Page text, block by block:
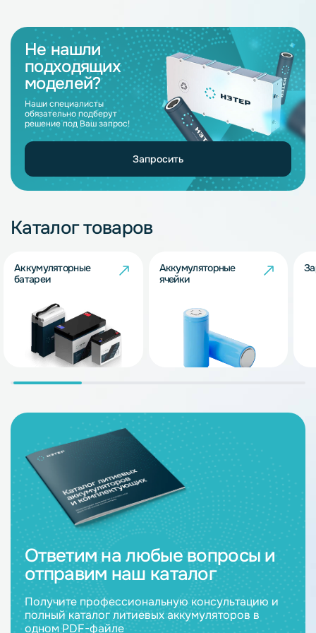
Не нашли
подходящих
моделей?
Наши специалисты
обязательно подберут
решение под Ваш запрос!
Запросить
Каталог товаров
Аккумуляторные
батареи
Аккумуляторные
ячейки
Ответим на любые вопросы и
отправим наш каталог
Получите профессиональную консультацию и
полный каталог литиевых аккумуляторов в
одном PDF-файле